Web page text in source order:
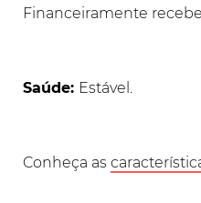
Financeiramente
Saúde: Estável.
Conheça as